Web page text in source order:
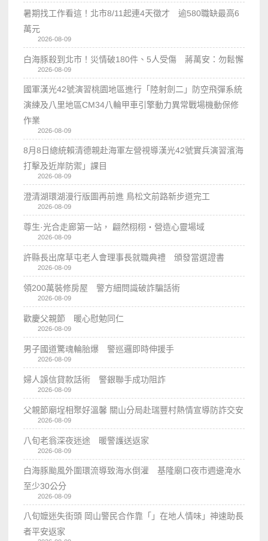
暑期找工作看這！北市8/11起連4天徵才 逾580職缺最高6
萬元
2026-08-09
白海豚殺到北市！災情破180件、5人受傷 蔣萬安：勿鬆懈
2026-08-09
國軍漢光42號演習桃園地區進行「陸射劍二」防空飛彈系統
演練及八里地區CM34八輪甲車引擎動力異常戰場機動保修
作業
2026-08-09
8月8日總統賴清德親赴海軍左營視導漢光42號實兵演習濱海
打擊及近岸防禦」課目
2026-08-09
澄清湖環湖漫行版圖再前進 鳥松文前路新步道完工
2026-08-09
尊生·光合走廊第一站， 翩然栩栩・營造心靈場域
2026-08-09
許縣長出席草屯老人會理事長就職典禮 頒發當選證書
2026-08-09
領200萬裝修房屋 警方細問識破詐騙話術
2026-08-09
歡慶父親節 暖心慰勉同仁
2026-08-09
男子國道驚魂輪胎爆 警巡邏即時伸援手
2026-08-09
婦人誤信貸款話術 警銀聯手成功阻詐
2026-08-09
父親節廟埕相聚好溫馨 關山分局赴瑞豐村熱情宣導防詐交安
2026-08-09
八旬老翁深夜迷途 暖警護送返家
2026-08-09
白海豚颱風外圍環流導致海水倒灌 基隆廟口夜市週邊淹水
至少30公分
2026-08-09
八旬嬤迷失街頭 岡山警民合作靠「」在地人情味」神速助長
者平安返家